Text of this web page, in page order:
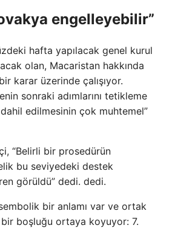
engelleyebilir”
hafta yapılacak genel kurul
olan, Macaristan hakkında
karar üzerinde çalışıyor.
sonraki adımlarını tetikleme
edilmesinin çok muhtemel”
“Belirli bir prosedürün
bu seviyedeki destek
görüldü” dedi. dedi.
bir anlamı var ve ortak
boşluğu ortaya koyuyor: 7.